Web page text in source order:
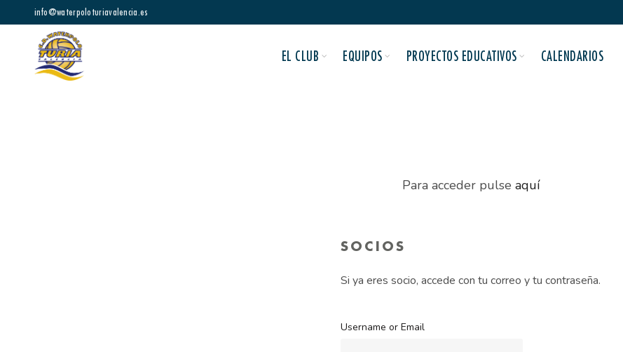
info@waterpoloturiavalencia.es
EL CLUB EQUIPOS PROYECTOS EDUCATIVOS CALENDARIOS
Para acceder pulse aquí
SOCIOS
Si ya eres socio, accede con tu correo y tu contraseña.
Username or Email